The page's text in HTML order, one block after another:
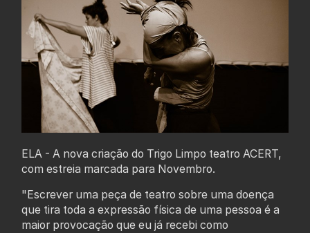
ELA - A nova criação do Trigo Limpo teatro ACERT,
com estreia marcada para Novembro.
"Escrever uma peça de teatro sobre uma doença
que tira toda a expressão física de uma pessoa é a
maior provocação que eu já recebi como